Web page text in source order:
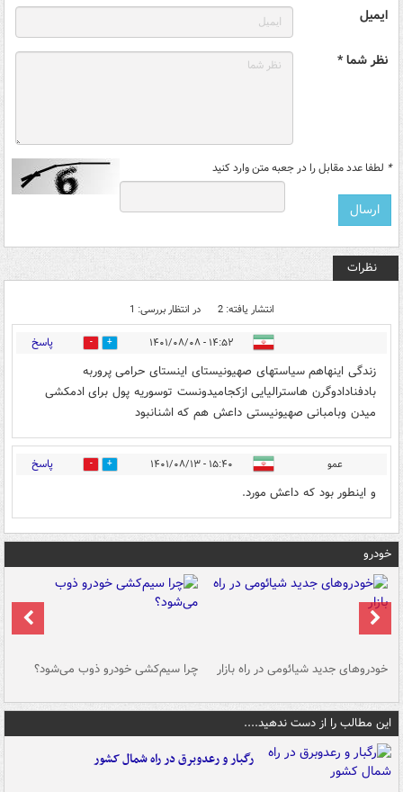
ایمیل
نظر شما *
* لطفا عدد مقابل را در جعبه متن وارد کنید
نظرات
انتشار یافته: 2 در انتظار بررسی: 1
۱۴:۵۲ - ۱۴۰۱/۰۸/۰۸ 4 پاسخ
زندگی اینهاهم سیاستهای صهیونیستای اینستای حرامی پروربه
بادفنادادوگرن هاسترالیایی ازکجامیدونست توسوریه پول برای ادمکشی
میدن وبامبانی صهیونیستی داعش هم که اشنانبود
عمو ۱۵:۴۰ - ۱۴۰۱/۰۸/۱۳ 0 پاسخ
و اینطور بود که داعش مورد.
خودرو
خودروهای جدید شیائومی در راه بازار چرا سیم‌کشی خودرو ذوب می‌شود؟
این مطالب را از دست ندهید....
رگبار و رعدوبرق در راه شمال کشور